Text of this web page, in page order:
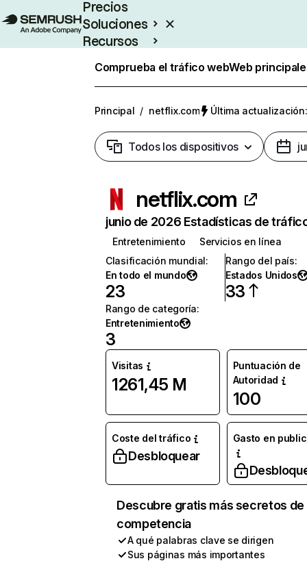
Precios
Soluciones
Recursos
Comprueba el tráfico webWeb
Principal / netflix.com Última
Todos los dispositivos
netflix.com
junio de 2026 Estadísticas de
Entretenimiento
Servicios en línea
Clasificación mundial:
En todo el mundo
23
Rango del país:
Estados Unidos
33
Rango de categoría:
Entretenimiento
3
Visitas
1261,45 M
Puntuación de
Autoridad
100
Coste del tráfico
Desbloquear
Gasto en
Descubre gratis más secretos de
competencia
A qué palabras clave se dirigen
Sus páginas más importantes